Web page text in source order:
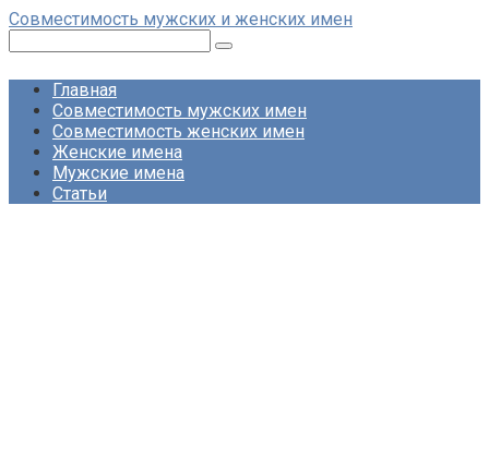
Перейти
контенту
Совместимость мужских и женских имен
Главная
Совместимость мужских имен
Совместимость женских имен
Женские имена
Мужские имена
Статьи